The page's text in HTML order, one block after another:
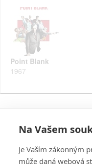
Point Blank
1967
Na Vašem
Je Vaším zákonným
může daná webová